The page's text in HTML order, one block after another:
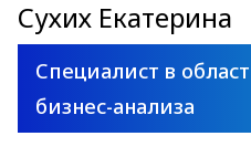
Сухих Екатерина
Специалист в
бизнес-анализа